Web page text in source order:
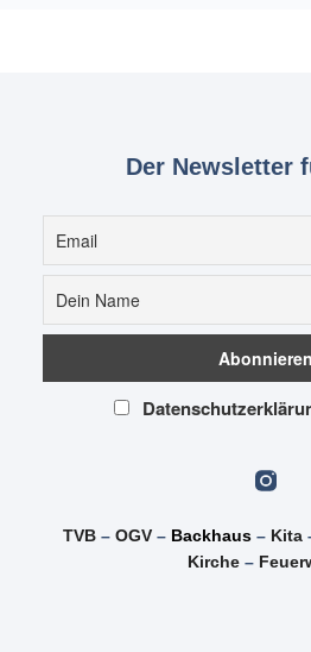
Der Newsletter
TVB – OGV – Backhaus – Kita
Kirche –